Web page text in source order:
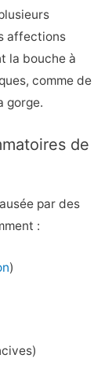
affections
la bouche à
comme de
gorge.
de
par des
:
)